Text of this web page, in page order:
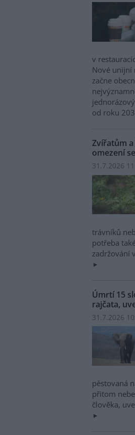
v
Nové unijní
začne
od roku
Zvířatům
omezení
31.7.2026
trávníků
potřeba
zadržování
Úmrtí 15
rajčata,
31.7.2026
pěstovaná
přitom
člověka,